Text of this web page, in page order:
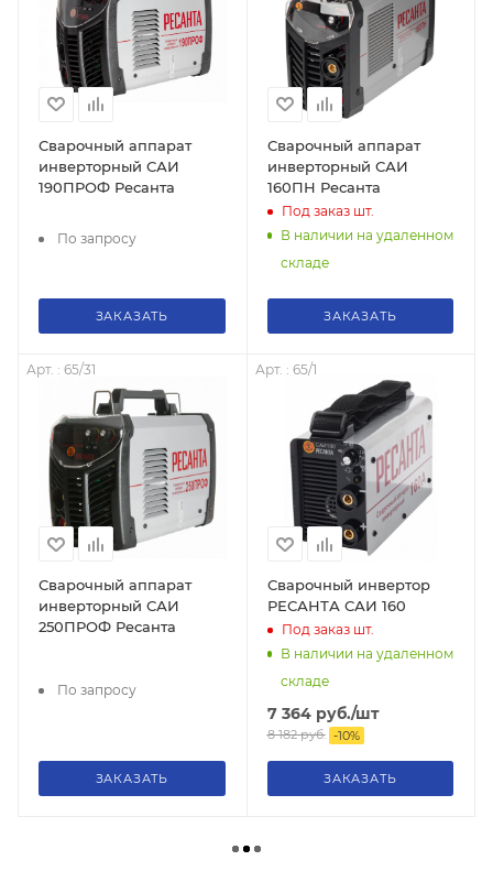
Сварочный аппарат
инверторный САИ
190ПРОФ Ресанта
По запросу
ЗАКАЗАТЬ
Сварочный аппарат
инверторный САИ
160ПН Ресанта
Под заказшт.
В наличии на удаленном
складе
ЗАКАЗАТЬ
Арт. : 65/31
Сварочный аппарат
инверторный САИ
250ПРОФ Ресанта
По запросу
ЗАКАЗАТЬ
Арт. : 65/1
Сварочный инвертор
РЕСАНТА САИ 160
Под заказшт.
В наличии на удаленном
складе
7 364руб./шт
8 182руб. -10%
ЗАКАЗАТЬ